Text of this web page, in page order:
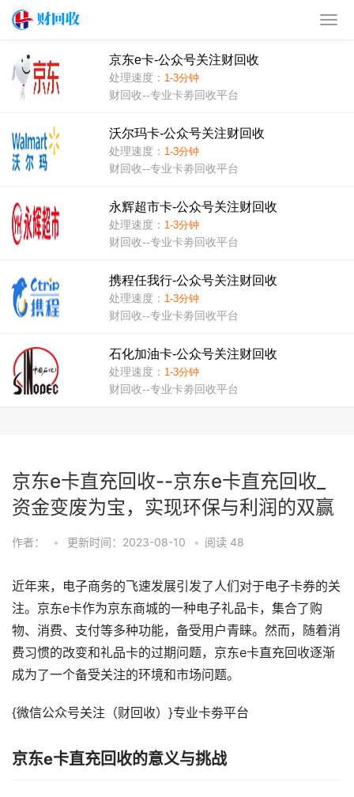
京东e卡直充回收--京东e卡直充回收_
资金变废为宝，实现环保与利润的双赢
作者： • 更新时间：2023-08-10 • 阅读 48
近年来，电子商务的飞速发展引发了人们对于电子卡券的关
注。京东e卡作为京东商城的一种电子礼品卡，集合了购
物、消费、支付等多种功能，备受用户青睐。然而，随着消
费习惯的改变和礼品卡的过期问题，京东e卡直充回收逐渐
成为了一个备受关注的环境和市场问题。
{微信公众号关注（财回收）}专业卡劵平台
京东e卡直充回收的意义与挑战